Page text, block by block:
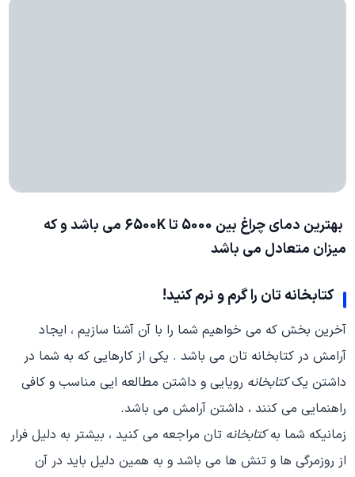
بهترین دمای چراغ بین 5000 تا 6500K می باشد و که
میزان متعادل می باشد
کتابخانه تان را گرم و نرم کنید!
آخرین بخش که می خواهیم شما را با آن آشنا سازیم ، ایجاد
آرامش در کتابخانه تان می باشد . یکی از کارهایی که به شما در
داشتن یککتابخانه رویایی و داشتن مطالعه ایی مناسب و کافی
راهنمایی می کنند ، داشتن آرامش می باشد.
زمانیکه شما بهکتابخانه تان مراجعه می کنید ، بیشتر به دلیل فرار
از روزمرگی ها و تنش ها می باشد و به همین دلیل باید در آن